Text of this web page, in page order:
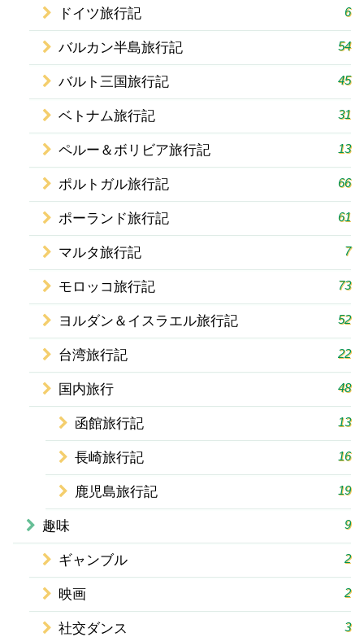
ドイツ旅行記 6
バルカン半島旅行記 54
バルト三国旅行記 45
ベトナム旅行記 31
ペルー＆ボリビア旅行記 13
ポルトガル旅行記 66
ポーランド旅行記 61
マルタ旅行記 7
モロッコ旅行記 73
ヨルダン＆イスラエル旅行記 52
台湾旅行記 22
国内旅行 48
函館旅行記 13
長崎旅行記 16
鹿児島旅行記 19
趣味 9
ギャンブル 2
映画 2
社交ダンス 3